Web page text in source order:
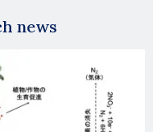
news